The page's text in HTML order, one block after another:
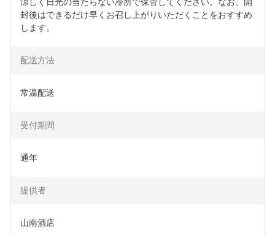
涼しく日光の当たらない冷所で保管してください。なお、開
封後はできるだけ早くお召し上がりいただくことをおすすめ
します。
配送方法
常温配送
受付期間
通年
提供者
山南酒店